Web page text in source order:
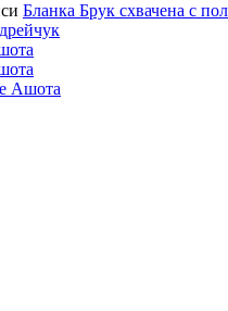
Бланка Брук схвачена с
Ашота